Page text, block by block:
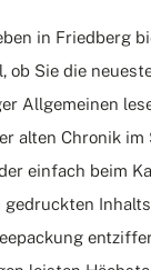
in Friedberg
ob Sie die
Allgemeinen
alten Chronik im
einfach beim
gedruckten